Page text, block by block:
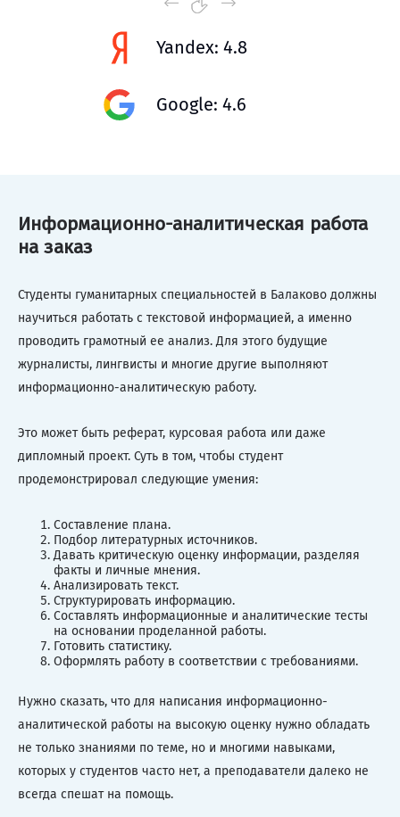
Yandex: 4.8
Google: 4.6
Информационно-аналитическая работа
на заказ
Студенты гуманитарных специальностей в Балаково должны
научиться работать с текстовой информацией, а именно
проводить грамотный ее анализ. Для этого будущие
журналисты, лингвисты и многие другие выполняют
информационно-аналитическую работу.
Это может быть реферат, курсовая работа или даже
дипломный проект. Суть в том, чтобы студент
продемонстрировал следующие умения:
Составление плана.
Подбор литературных источников.
Давать критическую оценку информации, разделяя
факты и личные мнения.
Анализировать текст.
Структурировать информацию.
Составлять информационные и аналитические тесты
на основании проделанной работы.
Готовить статистику.
Оформлять работу в соответствии с требованиями.
Нужно сказать, что для написания информационно-
аналитической работы на высокую оценку нужно обладать
не только знаниями по теме, но и многими навыками,
которых у студентов часто нет, а преподаватели далеко не
всегда спешат на помощь.